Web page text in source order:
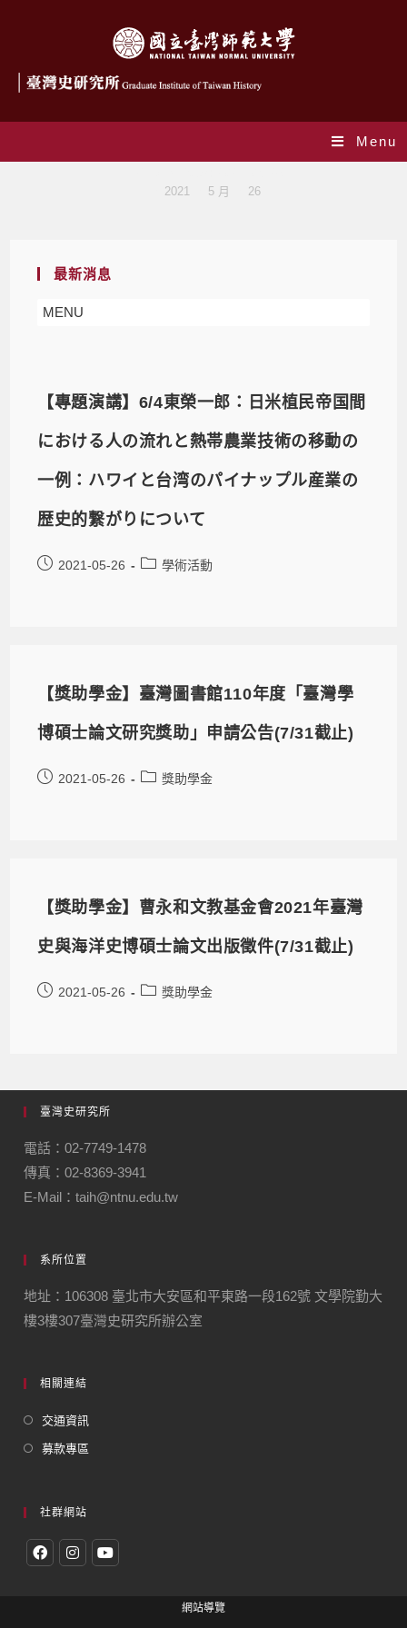
Menu
2021 5 月 26
最新消息
MENU
【專題演講】6/4東榮一郎：日米植民帝国間
における人の流れと熱帯農業技術の移動の
一例：ハワイと台湾のパイナップル産業の
歴史的繋がりについて
2021-05-26 學術活動
【獎助學金】臺灣圖書館110年度「臺灣學
博碩士論文研究獎助」申請公告(7/31截止)
2021-05-26 獎助學金
【獎助學金】曹永和文教基金會2021年臺灣
史與海洋史博碩士論文出版徵件(7/31截止)
2021-05-26 獎助學金
臺灣史研究所
電話：02-7749-1478
傳真：02-8369-3941
E-Mail：taih@ntnu.edu.tw
系所位置
地址：106308 臺北市大安區和平東路一段162號 文學院勤大
樓3樓307臺灣史研究所辦公室
相關連結
交通資訊
募款專區
社群網站
網站導覽